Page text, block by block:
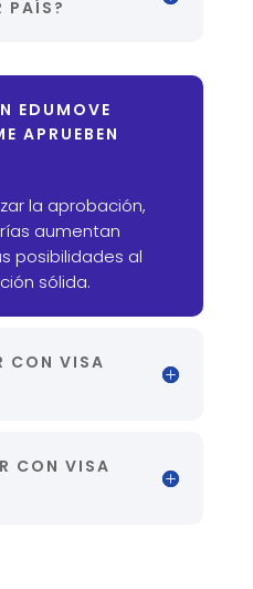
PAÍS?
EDUMOVE
APRUEBEN
la aprobación,
aumentan
posibilidades al
sólida.
CON VISA
CON VISA